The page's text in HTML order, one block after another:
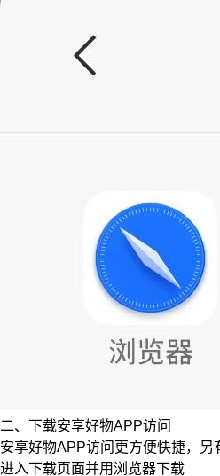
二、下载安享好物APP访问
安享好物APP访问更方便快捷，另
进入下载页面并用浏览器下载